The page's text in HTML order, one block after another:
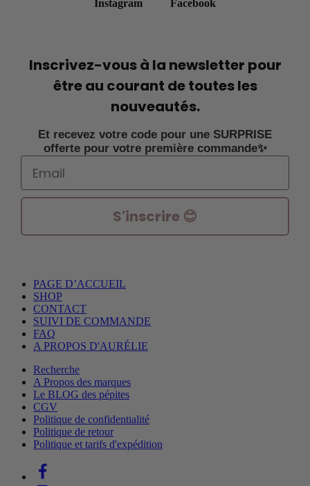
Instagram Facebook
Inscrivez-vous à la newsletter pour
être au courant de toutes les
nouveautés.
Et recevez votre code pour une SURPRISE
offerte pour votre première commande✨
Email
S'inscrire 😊
PAGE D’ACCUEIL
SHOP
CONTACT
SUIVI DE COMMANDE
FAQ
A PROPOS D'AURÉLIE
Recherche
A Propos des marques
Le BLOG des pépites
CGV
Politique de confidentialité
Politique de retour
Politique et tarifs d'expédition